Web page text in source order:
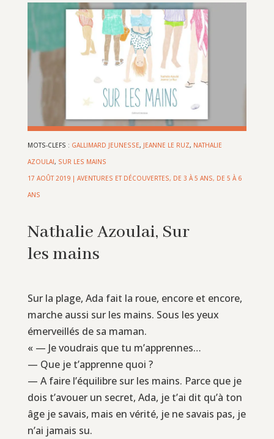
MOTS-CLEFS : GALLIMARD JEUNESSE, JEANNE LE RUZ, NATHALIE
AZOULAI, SUR LES MAINS
17 AOÛT 2019| AVENTURES ET DÉCOUVERTES, DE 3 À 5 ANS, DE 5 À 6
ANS
Nathalie Azoulai, Sur
les mains
Sur la plage, Ada fait la roue, encore et encore,
marche aussi sur les mains. Sous les yeux
émerveillés de sa maman.
« — Je voudrais que tu m’apprennes…
— Que je t’apprenne quoi ?
— A faire l’équilibre sur les mains. Parce que je
dois t’avouer un secret, Ada, je t’ai dit qu’à ton
âge je savais, mais en vérité, je ne savais pas, je
n’ai jamais su.